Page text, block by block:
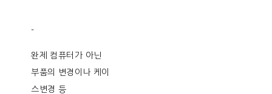
-
완제 컴퓨터가 아닌
부품의 변경이나 케이
스변경 등